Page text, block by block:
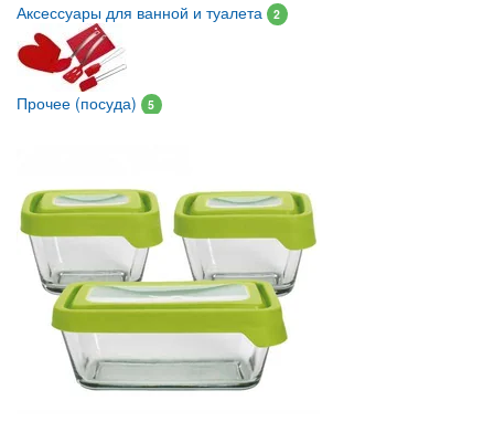
Аксессуары для ванной и туалета 2
Прочее (посуда) 5